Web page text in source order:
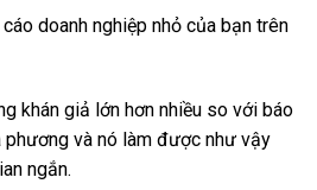
doanh nghiệp nhỏ của bạn trên
khán giả lớn hơn nhiều so với báo
phương và nó làm được như vậy
ngắn.